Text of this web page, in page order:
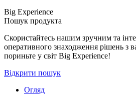
Big Experience
Пошук продукта
Скористайтесь нашим зручним та
оперативного знаходження рішень з
пориньте у світ Big Experience!
Відкрити пошук
Огляд